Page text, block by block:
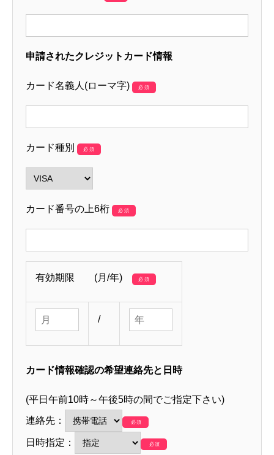
申請されたクレジットカード情報
カード名義人(ローマ字) 必須
カード種別 必須
カード番号の上6桁 必須
有効期限 (月/年) 必須
/
カード情報確認の希望連絡先と日時
(平日午前10時～午後5時の間でご指定下さい)
連絡先：
必須
日時指定： 必須